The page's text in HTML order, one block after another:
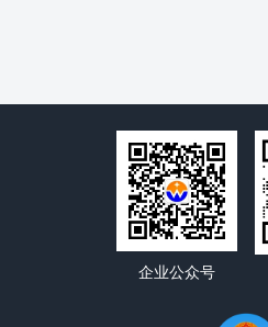
企业公众号